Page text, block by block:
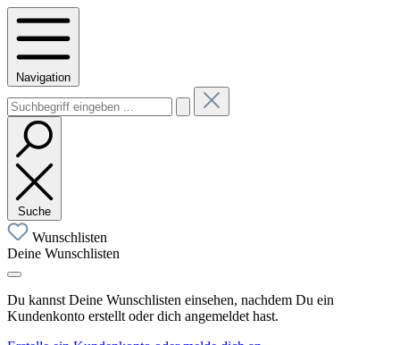
Navigation
Suche
Wunschlisten
Deine Wunschlisten
Du kannst Deine Wunschlisten einsehen, nachdem Du ein
Kundenkonto erstellt oder dich angemeldet hast.